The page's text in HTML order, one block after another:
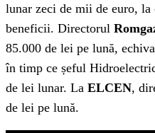
lunar zeci de mii de euro, la
beneficii. Directorul
85.000 de lei pe lună,
în timp ce șeful
de lei lunar. La ELCEN,
de lei pe lună.